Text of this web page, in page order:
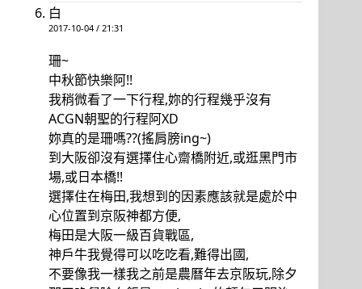
白
2017-10-04 / 21:31
珊~
中秋節快樂阿!!
我稍微看了一下行程,妳的行程幾乎沒有
ACGN朝聖的行程阿XD
妳真的是珊嗎??(搖肩膀ing~)
到大阪卻沒有選擇住心齋橋附近,或逛黑門市
場,或日本橋!!
選擇住在梅田,我想到的因素應該就是處於中
心位置到京阪神都方便,
梅田是大阪一級百貨戰區,
神戶牛我覺得可以吃吃看,難得出國,
不要像我一樣我之前是農曆年去京阪玩,除夕